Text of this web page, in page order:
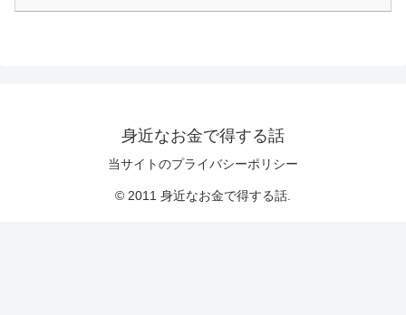
身近なお金で得する話
当サイトのプライバシーポリシー
© 2011 身近なお金で得する話.